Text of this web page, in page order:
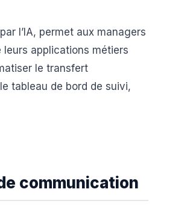
l’IA, permet aux managers
applications métiers
le transfert
tableau de bord de suivi,
communication